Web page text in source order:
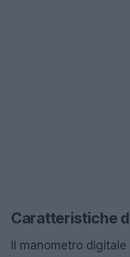
Caratteristiche
Il manometro